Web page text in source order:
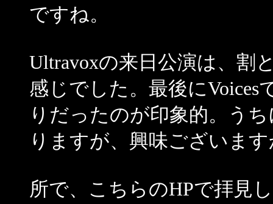
ですね。
Ultravoxの来日公演は、割
感じでした。最後に
りだったのが印象的。う
りますが、興味ございま
所で、こちらのHPで拝見